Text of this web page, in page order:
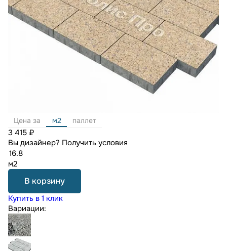
Цена за м2 паллет
3 415 ₽
Вы дизайнер? Получить условия
м2
В корзину
Купить в 1 клик
Вариации: